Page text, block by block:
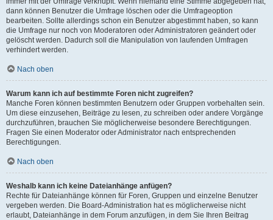
dann können Benutzer die Umfrage löschen oder die Umfrageoption
bearbeiten. Sollte allerdings schon ein Benutzer abgestimmt haben, so kann
die Umfrage nur noch von Moderatoren oder Administratoren geändert oder
gelöscht werden. Dadurch soll die Manipulation von laufenden Umfragen
verhindert werden.
Nach oben
Warum kann ich auf bestimmte Foren nicht zugreifen?
Manche Foren können bestimmten Benutzern oder Gruppen vorbehalten sein.
Um diese einzusehen, Beiträge zu lesen, zu schreiben oder andere Vorgänge
durchzuführen, brauchen Sie möglicherweise besondere Berechtigungen.
Fragen Sie einen Moderator oder Administrator nach entsprechenden
Berechtigungen.
Nach oben
Weshalb kann ich keine Dateianhänge anfügen?
Rechte für Dateianhänge können für Foren, Gruppen und einzelne Benutzer
vergeben werden. Die Board-Administration hat es möglicherweise nicht
erlaubt, Dateianhänge in dem Forum anzufügen, in dem Sie Ihren Beitrag